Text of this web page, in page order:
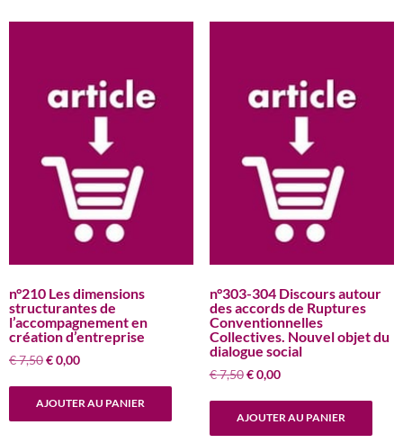
n°210 Les dimensions
structurantes de
l’accompagnement en
création d’entreprise
€7,50Le
€0,00Le
AJOUTER AU PANIER
n°303-304 Discours autour
des accords de Ruptures
Conventionnelles
Collectives. Nouvel objet du
dialogue social
€7,50 Le
€0,00Le
AJOUTER AU PANIER